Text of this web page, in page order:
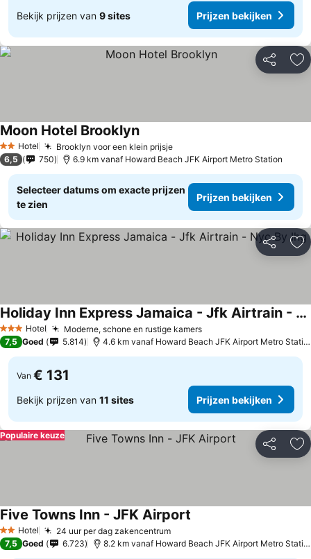
Bekijk prijzen van 9 sites Prijzen bekijken
Delen
2 Sterren
Hotel Brooklyn voor een klein prijsje
Moon Hotel Brooklyn
6,5 750 6.9 km vanaf Howard Beach JFK Airport Metro Station
Selecteer datums om exacte prijzen
te zien
Prijzen bekijken
Delen
3 SterrenHotel Moderne, schone en rustige kamers
Holiday Inn Express Jamaica - Jfk Airtrain - Nyc By Ihg
7,5 Goed 5.814 4.6 km vanaf Howard Beach JFK Airport Metro Station
Van € 131
Bekijk prijzen van 11 sites Prijzen bekijken
Delen
Populaire keuze
2 Sterren
Hotel 24 uur per dag zakencentrum
Five Towns Inn - JFK Airport
7,5 Goed 6.723 8.2 km vanaf Howard Beach JFK Airport Metro Station